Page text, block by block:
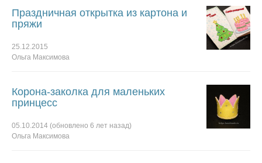
Праздничная открытка из картона и
пряжи
25.12.2015
Ольга Максимова
Корона-заколка для маленьких
принцесс
05.10.2014 (обновлено 6 лет назад)
Ольга Максимова